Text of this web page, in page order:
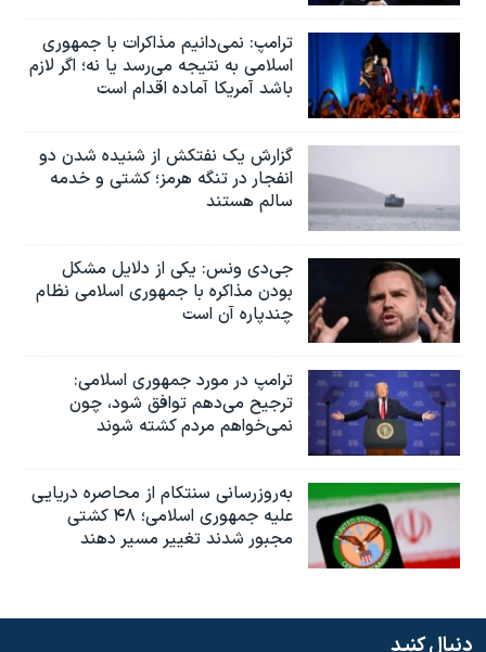
ترامپ: نمی‌دانیم مذاکرات با جمهوری
اسلامی به نتیجه می‌رسد یا نه؛ اگر لازم
باشد آمریکا آماده اقدام است
گزارش یک نفتکش از شنیده شدن دو
انفجار در تنگه هرمز؛ کشتی و خدمه
سالم هستند
جی‌دی ونس: یکی از دلایل مشکل
بودن مذاکره با جمهوری اسلامی نظام
چندپاره آن است
ترامپ در مورد جمهوری اسلامی:
ترجیح می‌دهم توافق شود، چون
نمی‌خواهم مردم کشته شوند
به‌روزرسانی سنتکام از محاصره دریایی
علیه جمهوری اسلامی؛ ۴۸ کشتی
مجبور شدند تغییر مسیر دهند
دنبال کنید